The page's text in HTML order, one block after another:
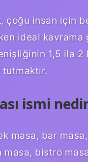
çoğu insan için
ideal kavrama
1,5 ila 2
ismi
masa, bar
masa, bistro